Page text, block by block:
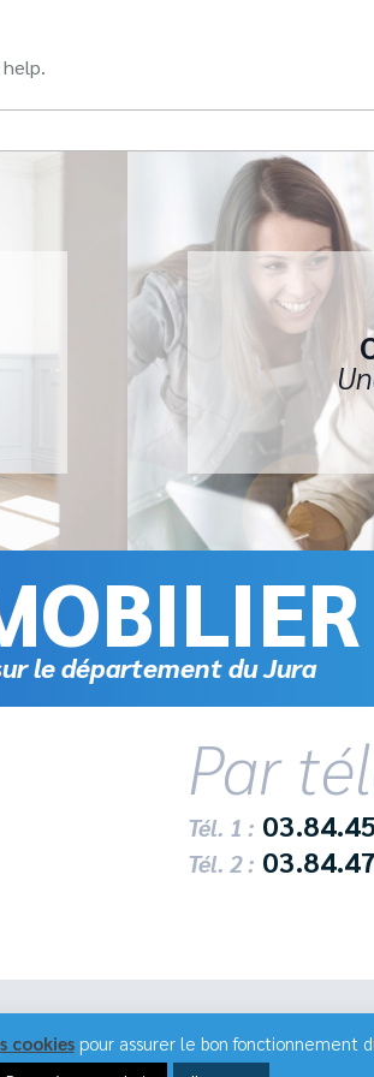
le département du Jura
Par
Tél. 1 :
Tél. 2 :
cookiespour assurer le bon fonctionnement